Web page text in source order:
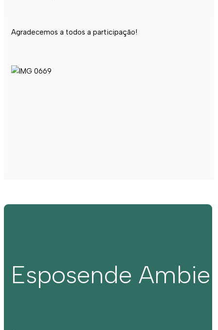
Agradecemos a todos a participação!
Esposende